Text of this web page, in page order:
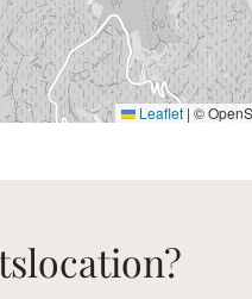
Leaflet | ©